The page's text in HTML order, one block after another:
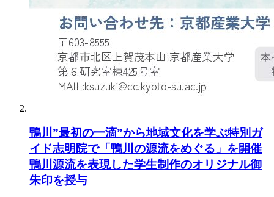
鴨川”最初の一滴”から地域文化を学ぶ特別ガ
イド志明院で「鴨川の源流をめぐる」を開催
鴨川源流を表現した学生制作のオリジナル御
朱印を授与